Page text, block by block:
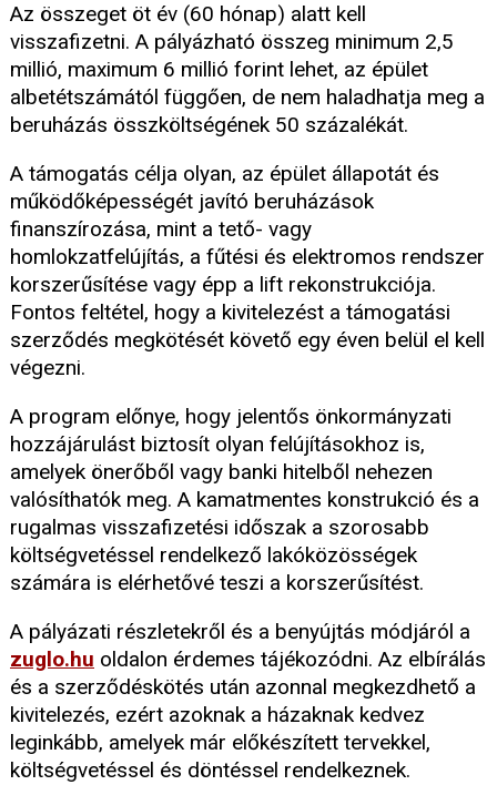
Az összeget öt év (60 hónap) alatt kell
visszafizetni. A pályázható összeg minimum 2,5
millió, maximum 6 millió forint lehet, az épület
albetétszámától függően, de nem haladhatja meg a
beruházás összköltségének 50 százalékát.
A támogatás célja olyan, az épület állapotát és
működőképességét javító beruházások
finanszírozása, mint a tető- vagy
homlokzatfelújítás, a fűtési és elektromos rendszer
korszerűsítése vagy épp a lift rekonstrukciója.
Fontos feltétel, hogy a kivitelezést a támogatási
szerződés megkötését követő egy éven belül el kell
végezni.
A program előnye, hogy jelentős önkormányzati
hozzájárulást biztosít olyan felújításokhoz is,
amelyek önerőből vagy banki hitelből nehezen
valósíthatók meg. A kamatmentes konstrukció és a
rugalmas visszafizetési időszak a szorosabb
költségvetéssel rendelkező lakóközösségek
számára is elérhetővé teszi a korszerűsítést.
A pályázati részletekről és a benyújtás módjáról a
zuglo.hu oldalon érdemes tájékozódni. Az elbírálás
és a szerződéskötés után azonnal megkezdhető a
kivitelezés, ezért azoknak a házaknak kedvez
leginkább, amelyek már előkészített tervekkel,
költségvetéssel és döntéssel rendelkeznek.